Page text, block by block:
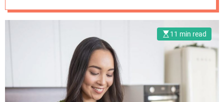
БАДов
11 min read